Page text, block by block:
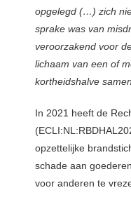
opgelegd (…) zich
sprake was van
veroorzakend voor
lichaam van een of
kortheidshalve
In 2021 heeft de
opzettelijke
schade aan
voor anderen te